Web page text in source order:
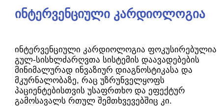
ინტერვენციული კარდიოლოგია
ინტერვენციული კარდიოლოგია ფოკუსირებულია
გულ-სისხლძარღვთა სისტემის დაავადებების
მინიმალურად ინვაზიურ დიაგნოსტიკასა და
მკურნალობაზე, რაც უზრუნველყოფს
პაციენტებისთვის უსაფრთხო და ეფექტურ
გამოსავალს რთულ შემთხვევებშიც კი.